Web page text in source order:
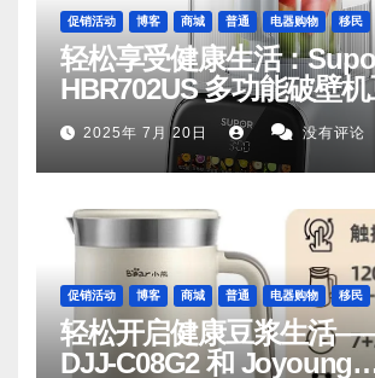
促销活动 博客 商城 普通 电器购物 移民
轻松享受健康生活：
HBR702US 多功能破壁
2025年 7月 20日 没有评论
促销活动 博客 商城 普通 电器购物 移民
轻松开启健康豆浆生活
DJJ‑C08G2 和 Joyoung